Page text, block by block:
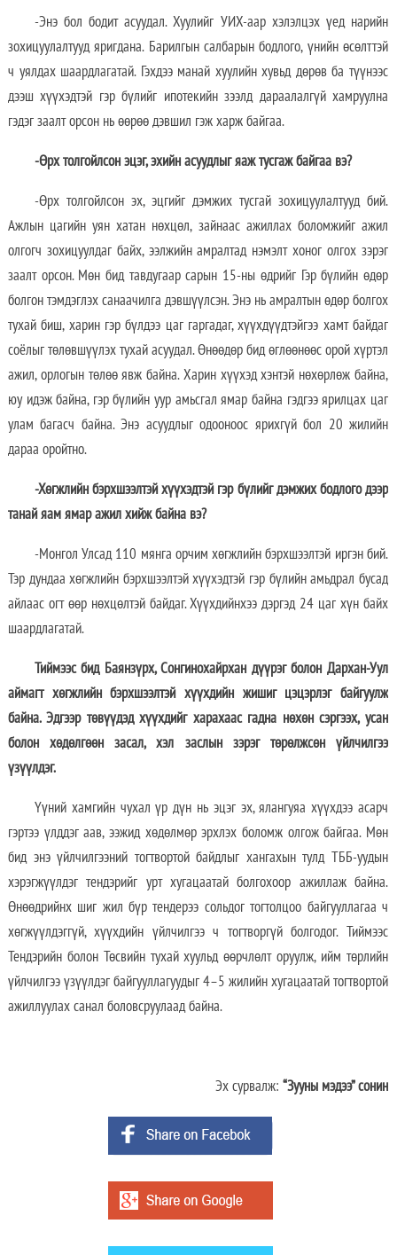
-Энэ бол бодит асуудал. Хуулийг УИХ-аар хэлэлцэх үед нарийн
зохицуулалтууд яригдана. Барилгын салбарын бодлого, үнийн өсөлттэй
ч уялдах шаардлагатай. Гэхдээ манай хуулийн хувьд дөрөв ба түүнээс
дээш хүүхэдтэй гэр бүлийг ипотекийн зээлд дараалалгүй хамруулна
гэдэг заалт орсон нь өөрөө дэвшил гэж харж байгаа.
-Өрх толгойлсон эцэг, эхийн асуудлыг яаж тусгаж байгаа вэ?
-Өрх толгойлсон эх, эцгийг дэмжих тусгай зохицуулалтууд бий.
Ажлын цагийн уян хатан нөхцөл, зайнаас ажиллах боломжийг ажил
олгогч зохицуулдаг байх, ээлжийн амралтад нэмэлт хоног олгох зэрэг
заалт орсон. Мөн бид тавдугаар сарын 15-ны өдрийг Гэр бүлийн өдөр
болгон тэмдэглэх санаачилга дэвшүүлсэн. Энэ нь амралтын өдөр болгох
тухай биш, харин гэр бүлдээ цаг гаргадаг, хүүхдүүдтэйгээ хамт байдаг
соёлыг төлөвшүүлэх тухай асуудал. Өнөөдөр бид өглөөнөөс орой хүртэл
ажил, орлогын төлөө явж байна. Харин хүүхэд хэнтэй нөхөрлөж байна,
юу идэж байна, гэр бүлийн уур амьсгал ямар байна гэдгээ ярилцах цаг
улам багасч байна. Энэ асуудлыг одооноос ярихгүй бол 20 жилийн
дараа оройтно.
-Хөгжлийн бэрхшээлтэй хүүхэдтэй гэр бүлийг дэмжих бодлого дээр
танай яам ямар ажил хийж байна вэ?
-Монгол Улсад 110 мянга орчим хөгжлийн бэрхшээлтэй иргэн бий.
Тэр дундаа хөгжлийн бэрхшээлтэй хүүхэдтэй гэр бүлийн амьдрал бусад
айлаас огт өөр нөхцөлтэй байдаг. Хүүхдийнхээ дэргэд 24 цаг хүн байх
шаардлагатай.
Тиймээс бид Баянзүрх, Сонгинохайрхан дүүрэг болон Дархан-Уул
аймагт хөгжлийн бэрхшээлтэй хүүхдийн жишиг цэцэрлэг байгуулж
байна. Эдгээр төвүүдэд хүүхдийг харахаас гадна нөхөн сэргээх, усан
болон хөдөлгөөн засал, хэл заслын зэрэг төрөлжсөн үйлчилгээ
үзүүлдэг.
Үүний хамгийн чухал үр дүн нь эцэг эх, ялангуяа хүүхдээ асарч
гэртээ үлддэг аав, ээжид хөдөлмөр эрхлэх боломж олгож байгаа. Мөн
бид энэ үйлчилгээний тогтвортой байдлыг хангахын тулд ТББ-уудын
хэрэгжүүлдэг тендэрийг урт хугацаатай болгохоор ажиллаж байна.
Өнөөдрийнх шиг жил бүр тендерээ сольдог тогтолцоо байгууллагаа ч
хөгжүүлдэггүй, хүүхдийн үйлчилгээ ч тогтворгүй болгодог. Тиймээс
Тендэрийн болон Төсвийн тухай хуульд өөрчлөлт оруулж, ийм төрлийн
үйлчилгээ үзүүлдэг байгууллагуудыг 4–5 жилийн хугацаатай тогтвортой
ажиллуулах санал боловсруулаад байна.
Эх сурвалж: “Зууны мэдээ” сонин